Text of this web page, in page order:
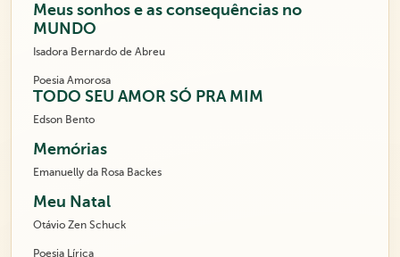
Meus sonhos e as consequências no
MUNDO
Isadora Bernardo de Abreu
Poesia Amorosa
TODO SEU AMOR SÓ PRA MIM
Edson Bento
Memórias
Emanuelly da Rosa Backes
Meu Natal
Otávio Zen Schuck
Poesia Lírica